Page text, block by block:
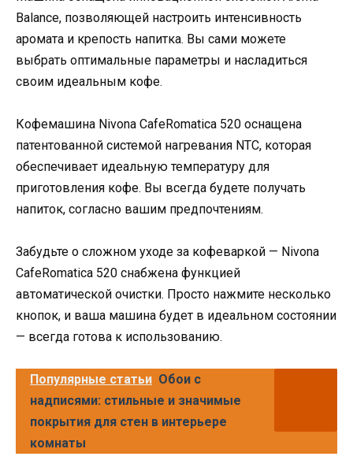
Balance, позволяющей настроить интенсивность
аромата и крепость напитка. Вы сами можете
выбрать оптимальные параметры и насладиться
своим идеальным кофе.
Кофемашина Nivona CafeRomatica 520 оснащена
патентованной системой нагревания NTC, которая
обеспечивает идеальную температуру для
приготовления кофе. Вы всегда будете получать
напиток, согласно вашим предпочтениям.
Забудьте о сложном уходе за кофеваркой — Nivona
CafeRomatica 520 снабжена функцией
автоматической очистки. Просто нажмите несколько
кнопок, и ваша машина будет в идеальном состоянии
— всегда готова к использованию.
Популярные статьи Обои с
надписями: стильные и значимые
покрытия для стен в интерьере
комнаты